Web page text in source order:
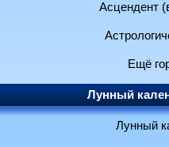
Асцендент
Ещё
Лунный
Лунный